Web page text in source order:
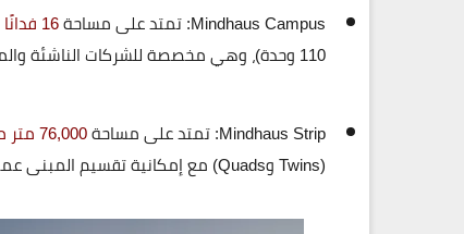
Mindhaus Campus: تمتد على مساحة16 فدانًا
110 وحدة)، وهي مخصصة للشركات الناشئة والمؤسسات الصغيرة والمتوسطة بتصميمات مرنة.
Mindhaus Strip: تمتد على مساحة76,000 متر مربع
(Twins وQuads) مع إمكانية تقسيم المبنى عمودياً حتى